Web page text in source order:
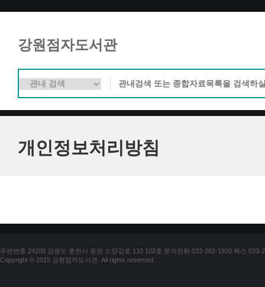
강원점자도서관
개인정보처리방침
우편번호 24209 강원도 춘천시 동면 소양강로 110 102호 문의전화 033-262-1920 팩스 033-
Copyright © 2015 강원점자도서관. All rights reserved.